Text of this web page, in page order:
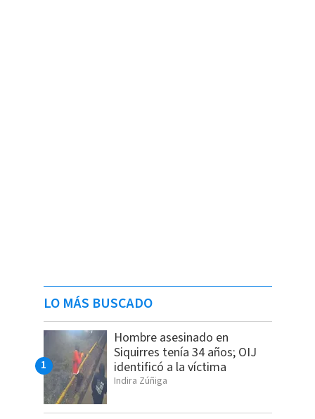
LO MÁS BUSCADO
Hombre asesinado en
Siquirres tenía 34 años; OIJ
identificó a la víctima
Indira Zúñiga